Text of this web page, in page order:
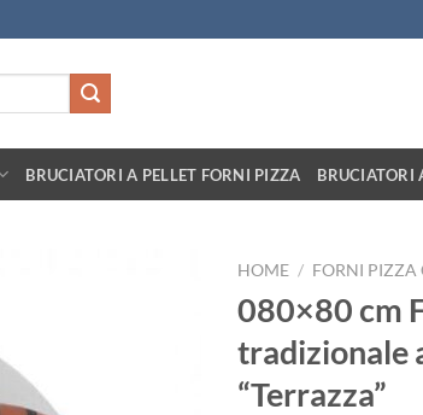
BRUCIATORI A PELLET FORNI PIZZA BRUCIATORI
HOME / FORNI PIZZA
080×80 cm
tradizionale
“Terrazza”